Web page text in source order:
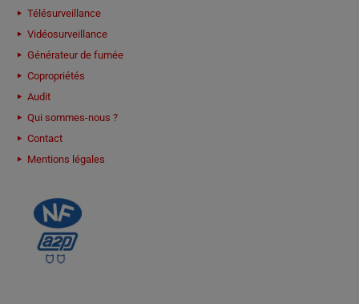
Télésurveillance
Vidéosurveillance
Générateur de fumée
Copropriétés
Audit
Qui sommes-nous ?
Contact
Mentions légales